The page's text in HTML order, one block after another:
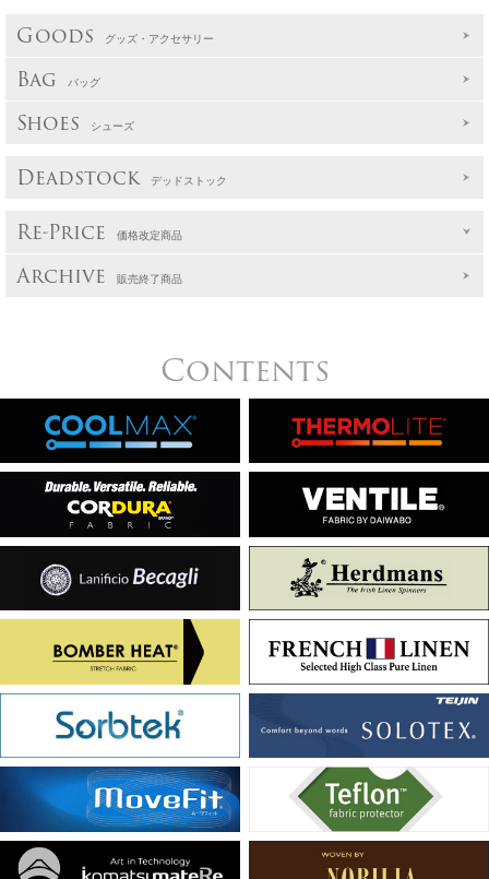
Goods グッズ・アクセサリー
Bag バッグ
Shoes シューズ
Deadstock デッドストック
Re-Price 価格改定商品
Archive 販売終了商品
Contents